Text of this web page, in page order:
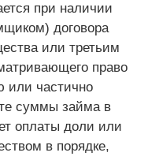
при наличии
договора
или третьим
право
или частично
суммы займа в
оплаты доли или
в порядке,